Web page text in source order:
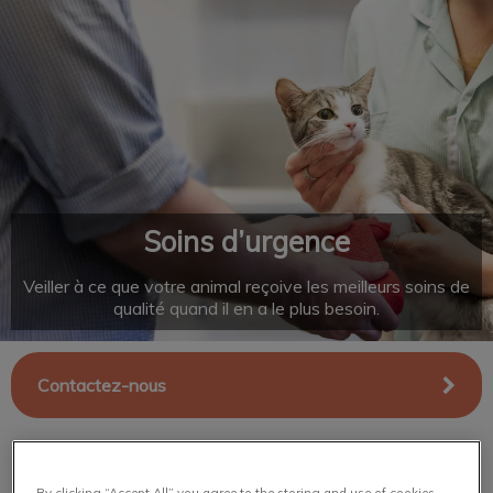
IvcPractices.HeaderNav.Search.Label
Envoyer
Soins d’urgence
Veiller à ce que votre animal reçoive les meilleurs soins de
qualité quand il en a le plus besoin.
Contactez-nous